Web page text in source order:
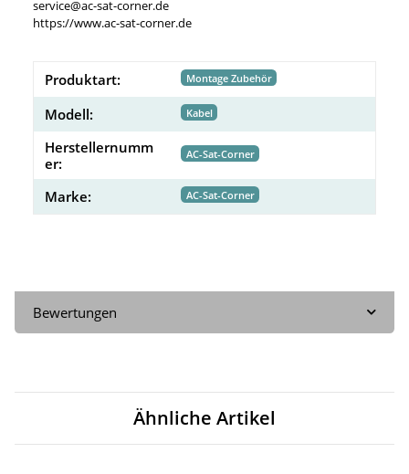
service@ac-sat-corner.de
https://www.ac-sat-corner.de
Produktart: Montage Zubehör
Modell: Kabel
Herstellernumm
er:
AC-Sat-Corner
Marke: AC-Sat-Corner
Bewertungen
Ähnliche Artikel